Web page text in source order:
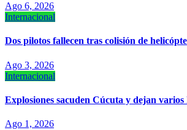
Ago 6, 2026
Internacional
Dos pilotos fallecen tras colisión de
Ago 3, 2026
Internacional
Explosiones sacuden Cúcuta y dejan varios
Ago 1, 2026